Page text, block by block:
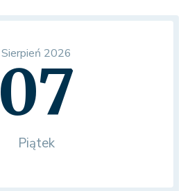
Sierpień 2026
07
Piątek